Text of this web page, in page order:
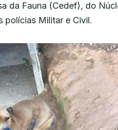
da Fauna (Cedef), do
polícias Militar e Civil.